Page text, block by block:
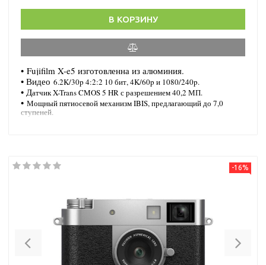
В КОРЗИНУ
• Fujifilm X-e5 изготовленна из алюминия.
• Видео 6.2K/30p 4:2:2 10 бит, 4K/60p и 1080/240p.
• Датчик X-Trans CMOS 5 HR с разрешением 40,2 МП.
• Мощный пятиосевой механизм IBIS, предлагающий до 7,0
ступеней.
Previous
-16%